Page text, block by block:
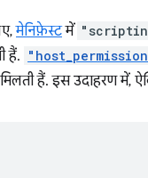
मेनिफ़ेस्टमें
हैं.
हैं. इस उदाहरण में,